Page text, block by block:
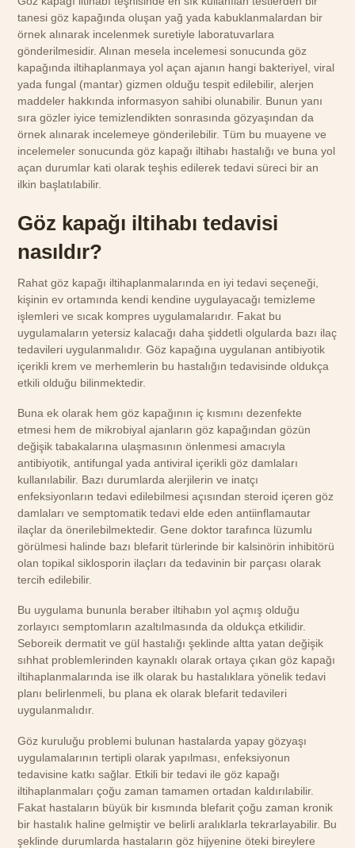
tanesi göz kapağında oluşan yağ yada kabuklanmalardan bir
örnek alınarak incelenmek suretiyle laboratuvarlara
gönderilmesidir. Alınan mesela incelemesi sonucunda göz
kapağında iltihaplanmaya yol açan ajanın hangi bakteriyel, viral
yada fungal (mantar) gizmen olduğu tespit edilebilir, alerjen
maddeler hakkında informasyon sahibi olunabilir. Bunun yanı
sıra gözler iyice temizlendikten sonrasında gözyaşından da
örnek alınarak incelemeye gönderilebilir. Tüm bu muayene ve
incelemeler sonucunda göz kapağı iltihabı hastalığı ve buna yol
açan durumlar kati olarak teşhis edilerek tedavi süreci bir an
ilkin başlatılabilir.
Göz kapağı iltihabı tedavisi
nasıldır?
Rahat göz kapağı iltihaplanmalarında en iyi tedavi seçeneği,
kişinin ev ortamında kendi kendine uygulayacağı temizleme
işlemleri ve sıcak kompres uygulamalarıdır. Fakat bu
uygulamaların yetersiz kalacağı daha şiddetli olgularda bazı ilaç
tedavileri uygulanmalıdır. Göz kapağına uygulanan antibiyotik
içerikli krem ve merhemlerin bu hastalığın tedavisinde oldukça
etkili olduğu bilinmektedir.
Buna ek olarak hem göz kapağının iç kısmını dezenfekte
etmesi hem de mikrobiyal ajanların göz kapağından gözün
değişik tabakalarına ulaşmasının önlenmesi amacıyla
antibiyotik, antifungal yada antiviral içerikli göz damlaları
kullanılabilir. Bazı durumlarda alerjilerin ve inatçı
enfeksiyonların tedavi edilebilmesi açısından steroid içeren göz
damlaları ve semptomatik tedavi elde eden antiinflamautar
ilaçlar da önerilebilmektedir. Gene doktor tarafınca lüzumlu
görülmesi halinde bazı blefarit türlerinde bir kalsinörin inhibitörü
olan topikal siklosporin ilaçları da tedavinin bir parçası olarak
tercih edilebilir.
Bu uygulama bununla beraber iltihabın yol açmış olduğu
zorlayıcı semptomların azaltılmasında da oldukça etkilidir.
Seboreik dermatit ve gül hastalığı şeklinde altta yatan değişik
sıhhat problemlerinden kaynaklı olarak ortaya çıkan göz kapağı
iltihaplanmalarında ise ilk olarak bu hastalıklara yönelik tedavi
planı belirlenmeli, bu plana ek olarak blefarit tedavileri
uygulanmalıdır.
Göz kuruluğu problemi bulunan hastalarda yapay gözyaşı
uygulamalarının tertipli olarak yapılması, enfeksiyonun
tedavisine katkı sağlar. Etkili bir tedavi ile göz kapağı
iltihaplanmaları çoğu zaman tamamen ortadan kaldırılabilir.
Fakat hastaların büyük bir kısmında blefarit çoğu zaman kronik
bir hastalık haline gelmiştir ve belirli aralıklarla tekrarlayabilir. Bu
şeklinde durumlarda hastaların göz hijyenine öteki bireylere